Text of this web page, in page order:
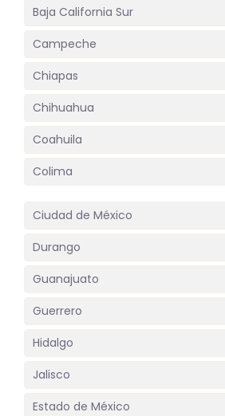
Baja California Sur
Campeche
Chiapas
Chihuahua
Coahuila
Colima
Ciudad de México
Durango
Guanajuato
Guerrero
Hidalgo
Jalisco
Estado de México